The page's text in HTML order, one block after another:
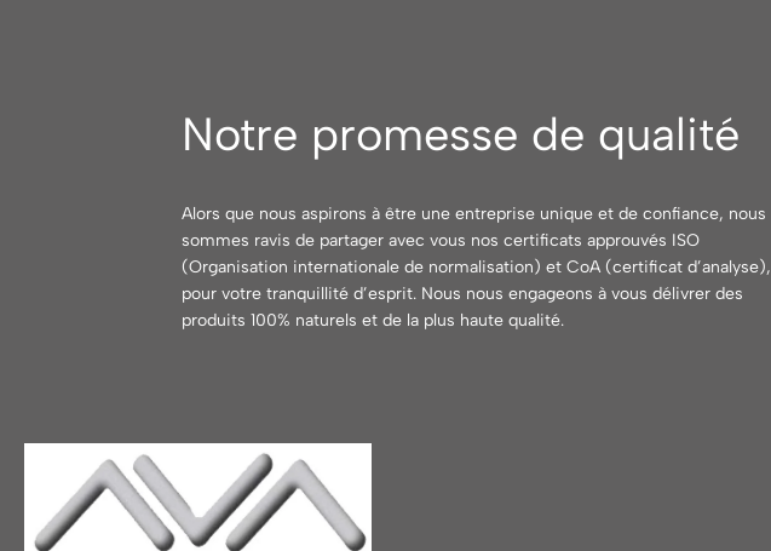
Notre promesse de qualité
Alors que nous aspirons à être une entreprise unique et de confiance, nous
sommes ravis de partager avec vous nos certificats approuvés ISO
(Organisation internationale de normalisation) et CoA (certificat d’analyse),
pour votre tranquillité d’esprit. Nous nous engageons à vous délivrer des
produits 100% naturels et de la plus haute qualité.